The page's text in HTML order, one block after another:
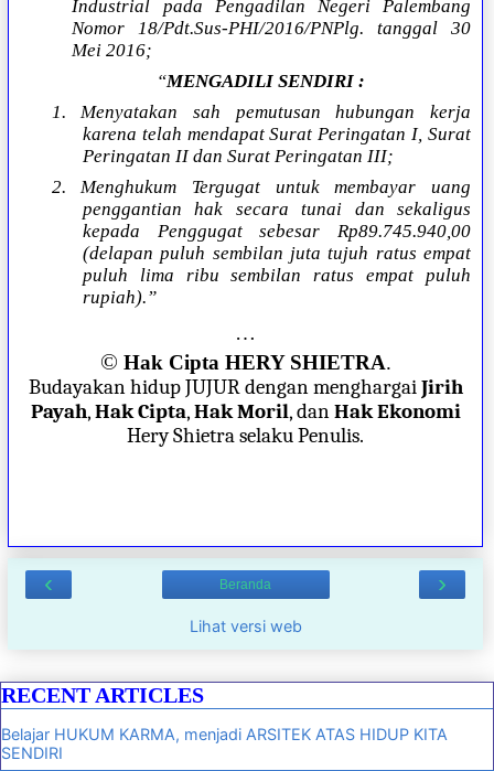
Industrial pada Pengadilan Negeri Palembang
Nomor 18/Pdt.Sus-PHI/2016/PNPlg. tanggal 30
Mei 2016;
“MENGADILI SENDIRI :
1. Menyatakan sah pemutusan hubungan kerja
karena telah mendapat Surat Peringatan I, Surat
Peringatan II dan Surat Peringatan III;
2. Menghukum Tergugat untuk membayar uang
penggantian hak secara tunai dan sekaligus
kepada Penggugat sebesar Rp89.745.940,00
(delapan puluh sembilan juta tujuh ratus empat
puluh lima ribu sembilan ratus empat puluh
rupiah).”
…
© Hak Cipta HERY SHIETRA.
Budayakan hidup JUJUR dengan menghargaiJirih
Payah,Hak Cipta,Hak Moril, danHak Ekonomi
Hery Shietra selaku Penulis.
‹ ›
Beranda
Lihat versi web
RECENT ARTICLES
Belajar HUKUM KARMA, menjadi ARSITEK ATAS HIDUP KITA
SENDIRI